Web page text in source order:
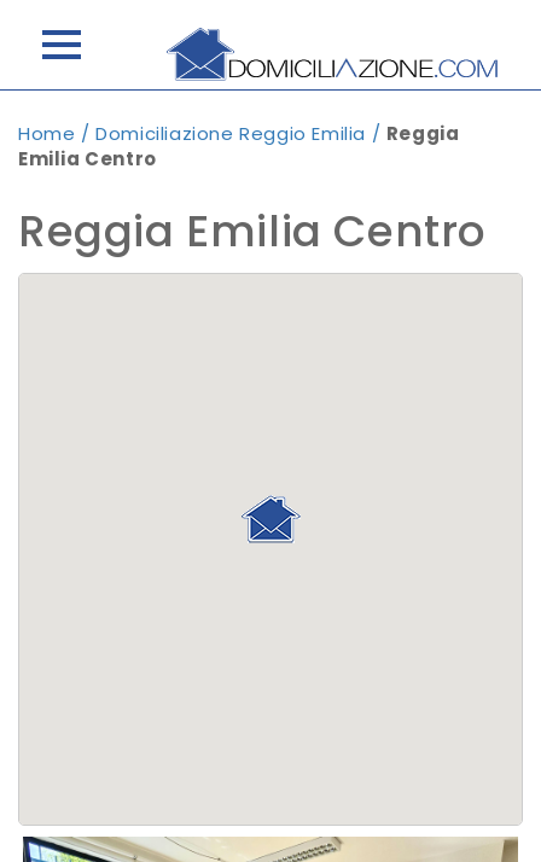
Home /Domiciliazione Reggio Emilia / Reggia
Emilia Centro
Reggia Emilia Centro